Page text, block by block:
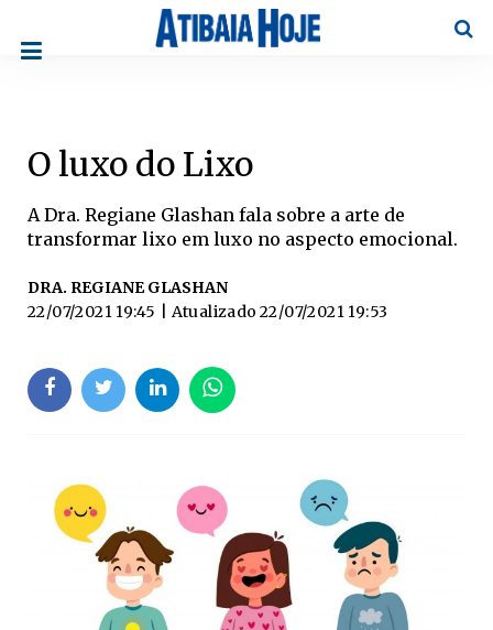
O luxo do Lixo
A Dra. Regiane Glashan fala sobre a arte de
transformar lixo em luxo no aspecto emocional.
DRA. REGIANE GLASHAN
22/07/2021 19:45
| Atualizado 22/07/2021 19:53